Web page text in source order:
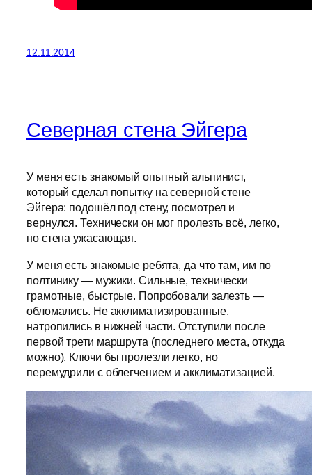
12.11.2014
Северная стена Эйгера
У меня есть знакомый опытный альпинист,
который сделал попытку на северной стене
Эйгера: подошёл под стену, посмотрел и
вернулся. Технически он мог пролезть всё, легко,
но стена ужасающая.
У меня есть знакомые ребята, да что там, им по
полтинику — мужики. Сильные, технически
грамотные, быстрые. Попробовали залезть —
обломались. Не акклиматизированные,
натропились в нижней части. Отступили после
первой трети маршрута (последнего места, откуда
можно). Ключи бы пролезли легко, но
перемудрили с облегчением и акклиматизацией.